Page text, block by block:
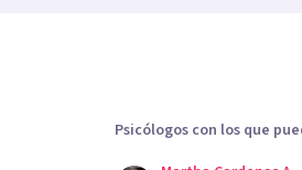
Psicólogos con los que